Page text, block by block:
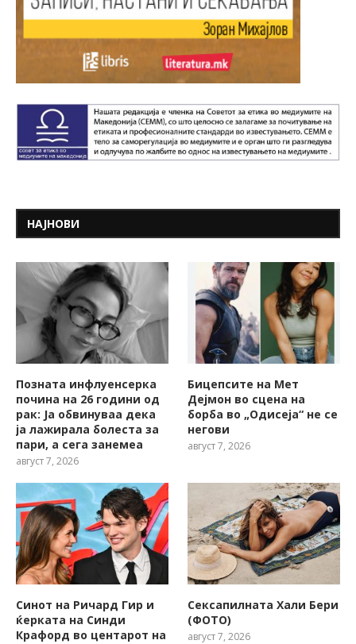
НАЈНОВИ
Позната инфлуенсерка
почина на 26 години од
рак: Ја обвинуваа дека
ја лажирала болеста за
пари, а сега занемеа
август 7, 2026
Бицепсите на Мет
Дејмон во сцена на
борба во „Одисеја“ не се
негови
август 7, 2026
Синот на Ричард Гир и
ќерката на Синди
Крафорд во центарот на
Сексапилната Хали Бери
(ФОТО)
август 7, 2026